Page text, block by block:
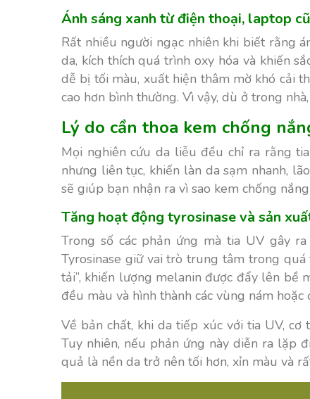
Ánh sáng xanh từ điện thoại, laptop
Rất nhiều người ngạc nhiên khi biết rằng
da, kích thích quá trình oxy hóa và khiến
dễ bị tối màu, xuất hiện thâm mờ khó cải
cao hơn bình thường. Vì vậy, dù ở trong
Lý do cần thoa kem chống
Mọi nghiên cứu da liễu đều chỉ ra rằng
nhưng liên tục, khiến làn da sạm nhanh,
sẽ giúp bạn nhận ra vì sao kem chống
Tăng hoạt động tyrosinase và sản
Trong số các phản ứng mà tia UV gây
Tyrosinase giữ vai trò trung tâm trong
tải”, khiến lượng melanin được đẩy lên bề
đều màu và hình thành các vùng nám hoặc
Về bản chất, khi da tiếp xúc với tia UV,
Tuy nhiên, nếu phản ứng này diễn ra lặp
quả là nền da trở nên tối hơn, xỉn màu và